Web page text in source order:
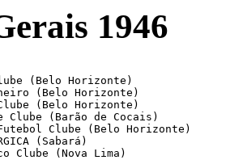
1946
(Belo Horizonte)
(Belo Horizonte)
Clube (Belo Horizonte)
Clube (Barão de Cocais)
Futebol Clube (Belo Horizonte)
(Sabará)
Clube (Nova Lima)